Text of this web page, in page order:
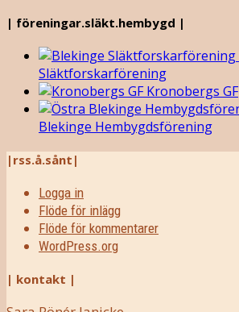
| föreningar.släkt.hembygd |
Släktforskarförening
Kronobergs GF
Blekinge Hembygdsförening
|rss.å.sånt|
Logga in
Flöde för inlägg
Flöde för kommentarer
WordPress.org
| kontakt |